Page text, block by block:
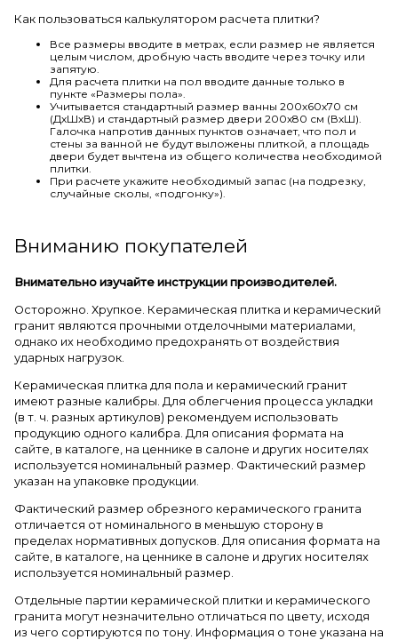
Как пользоваться калькулятором расчета плитки?
Все размеры вводите в метрах, если размер не является
целым числом, дробную часть вводите через точку или
запятую.
Для расчета плитки на пол вводите данные только в
пункте «Размеры пола».
Учитывается стандартный размер ванны 200х60х70 см
(ДхШхВ) и стандартный размер двери 200х80 см (ВхШ).
Галочка напротив данных пунктов означает, что пол и
стены за ванной не будут выложены плиткой, а площадь
двери будет вычтена из общего количества необходимой
плитки.
При расчете укажите необходимый запас (на подрезку,
случайные сколы, «подгонку»).
Вниманию покупателей
Внимательно изучайте инструкции производителей.
Осторожно. Хрупкое. Керамическая плитка и керамический
гранит являются прочными отделочными материалами,
однако их необходимо предохранять от воздействия
ударных нагрузок.
Керамическая плитка для пола и керамический гранит
имеют разные калибры. Для облегчения процесса укладки
(в т. ч. разных артикулов) рекомендуем использовать
продукцию одного калибра. Для описания формата на
сайте, в каталоге, на ценнике в салоне и других носителях
используется номинальный размер. Фактический размер
указан на упаковке продукции.
Фактический размер обрезного керамического гранита
отличается от номинального в меньшую сторону в
пределах нормативных допусков. Для описания формата на
сайте, в каталоге, на ценнике в салоне и других носителях
используется номинальный размер.
Отдельные партии керамической плитки и керамического
гранита могут незначительно отличаться по цвету, исходя
из чего сортируются по тону. Информация о тоне указана на